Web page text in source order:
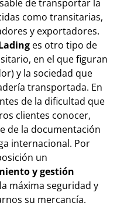
de transportar la
como transitarias,
y exportadores.
es otro tipo de
en el que figuran
y la sociedad que
transportada. En
de la dificultad que
clientes conocer,
de la documentación
internacional. Por
un
y gestión
máxima seguridad y
su mercancía.